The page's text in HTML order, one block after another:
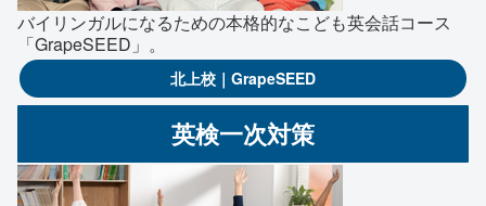
バイリンガルになるための本格的なこども英会話コース
「GrapeSEED」。
北上校｜GrapeSEED
英検一次対策